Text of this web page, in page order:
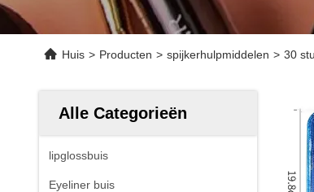
Huis > Producten > spijkerhulpmiddelen > 30
Alle Categorieën
lipglossbuis
Eyeliner buis